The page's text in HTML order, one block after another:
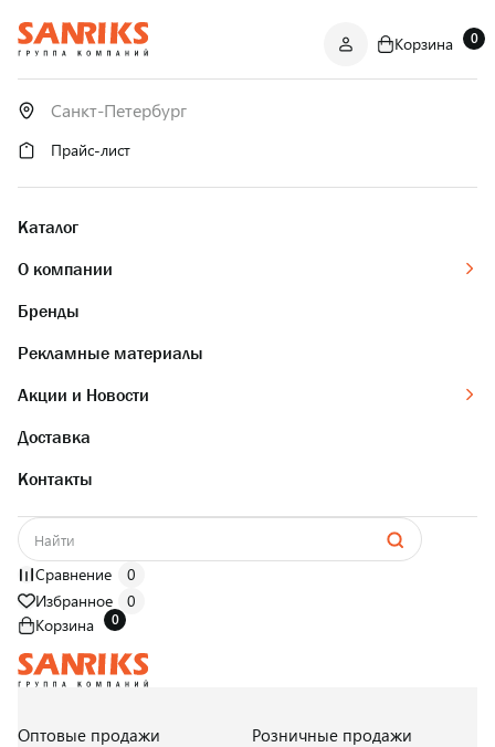
ОПТОМ
И В РОЗНИЦУ
Корзина 0
Прайс-лист
Каталог
О компании
Бренды
Рекламные материалы
Акции и Новости
Доставка
Контакты
Сравнение
0
Избранное
0
Корзина
0
И В РОЗНИЦУ
Оптовые продажи Розничные продажи